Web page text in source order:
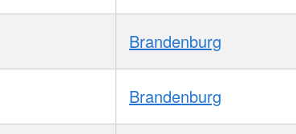
Brandenburg
Brandenburg